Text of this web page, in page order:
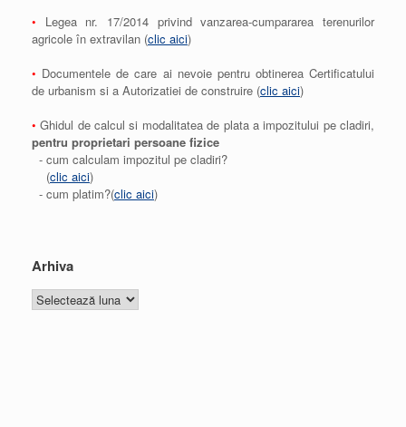
• Legea nr. 17/2014 privind vanzarea-cumpararea terenurilor
agricole în extravilan (clic aici)
• Documentele de care ai nevoie pentru obtinerea Certificatului
de urbanism si a Autorizatiei de construire (clic aici)
• Ghidul de calcul si modalitatea de plata a impozitului pe cladiri,
pentru proprietari persoane fizice
- cum calculam impozitul pe cladiri?
(clic aici)
- cum platim?(clic aici)
Arhiva